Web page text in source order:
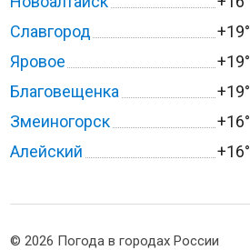
Славгород
+19°
Яровое
+19°
Благовещенка
+19°
Змеиногорск
+16°
Алейский
+16°
© 2026 Погода в городах России